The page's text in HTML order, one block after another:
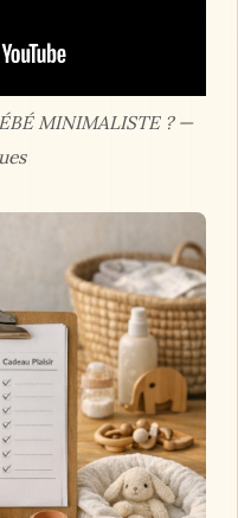
MINIMALISTE ? —